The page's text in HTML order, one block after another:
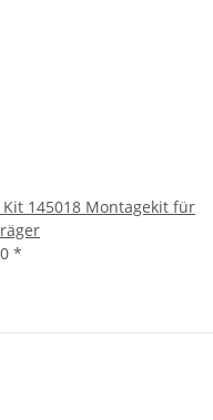
145018 Montagekit für
*